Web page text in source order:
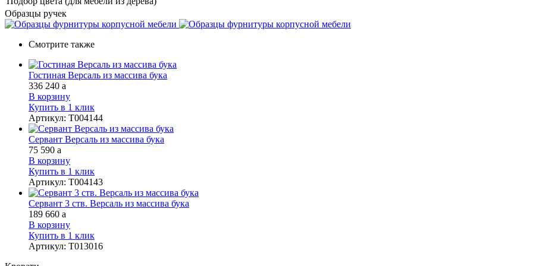
Образцы ручек
Смотрите также
Гостиная Версаль из массива бука
336 240 a
В корзину
Купить в 1 клик
Артикул: Т004144
Сервант Версаль из массива бука
75 590 a
В корзину
Купить в 1 клик
Артикул: Т004143
Сервант 3 ств. Версаль из массива бука
189 660 a
В корзину
Купить в 1 клик
Артикул: Т013016